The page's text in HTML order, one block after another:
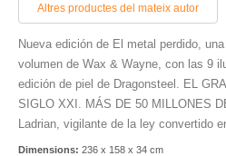
Altres productes del mateix autor
Nueva edición de El metal perdido,
volumen de Wax & Wayne, con las 9
edición de piel de Dragonsteel. EL
SIGLO XXI. MÁS DE 50 MILLONES
Ladrian, vigilante de la ley convertido
Dimensions: 236 x 158 x 34 cm